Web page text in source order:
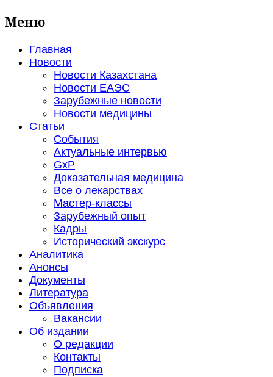
Меню
Главная
Новости
Новости Казахстана
Новости ЕАЭС
Зарубежные новости
Новости медицины
Статьи
События
Актуальные интервью
GxP
Доказательная медицина
Все о лекарствах
Мастер-классы
Зарубежный опыт
Кадры
Исторический экскурс
Аналитика
Анонсы
Документы
Литература
Объявления
Вакансии
Об издании
О редакции
Контакты
Подписка